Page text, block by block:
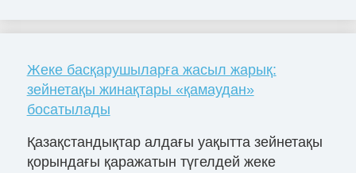
Жеке басқарушыларға жасыл жарық:
зейнетақы жинақтары «қамаудан»
босатылады
Қазақстандықтар алдағы уақытта зейнетақы
қорындағы қаражатын түгелдей жеке